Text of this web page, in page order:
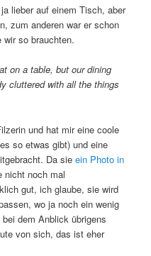
lieber auf einem Tisch, aber
zum anderen war er schon
so brauchten.
on a table, but our dining
cluttered with all the things
und hat mir eine coole
so etwas gibt) und eine
Da sieein Photo in
nicht noch mal
gut, ich glaube, sie wird
wo ja noch ein wenig
dem Anblick übrigens
von sich, das ist eher